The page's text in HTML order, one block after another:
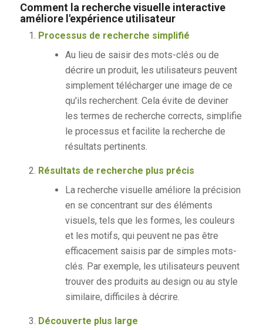
Comment la recherche visuelle interactive
améliore l'expérience utilisateur
Processus de recherche simplifié
Au lieu de saisir des mots-clés ou de
décrire un produit, les utilisateurs peuvent
simplement télécharger une image de ce
qu'ils recherchent. Cela évite de deviner
les termes de recherche corrects, simplifie
le processus et facilite la recherche de
résultats pertinents.
Résultats de recherche plus précis
La recherche visuelle améliore la précision
en se concentrant sur des éléments
visuels, tels que les formes, les couleurs
et les motifs, qui peuvent ne pas être
efficacement saisis par de simples mots-
clés. Par exemple, les utilisateurs peuvent
trouver des produits au design ou au style
similaire, difficiles à décrire.
Découverte plus large